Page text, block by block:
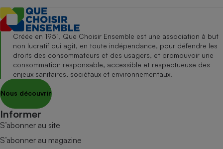
Créée en 1951, Que Choisir Ensemble est une association à but
non lucratif qui agit, en toute indépendance, pour défendre les
droits des consommateurs et des usagers, et promouvoir une
consommation responsable, accessible et respectueuse des
enjeux sanitaires, sociétaux et environnementaux.
Nous découvrir
Informer
S’abonner au site
S’abonner au magazine